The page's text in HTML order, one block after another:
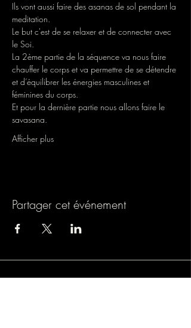
Ils vont aussi faire des asanas de sol pendant la
meditation.
Le but c'est de se relaxer et de connecter avec
le Soi.
La 2ème partie de la séquence va nous faire
chauffer le corps et va permettre de se détendre
et d’équilibrer les énergies masculines et
féminines du corps.
Et pour la dernière partie nous allons faire le
savasana.
Afficher plus
Partager cet événement